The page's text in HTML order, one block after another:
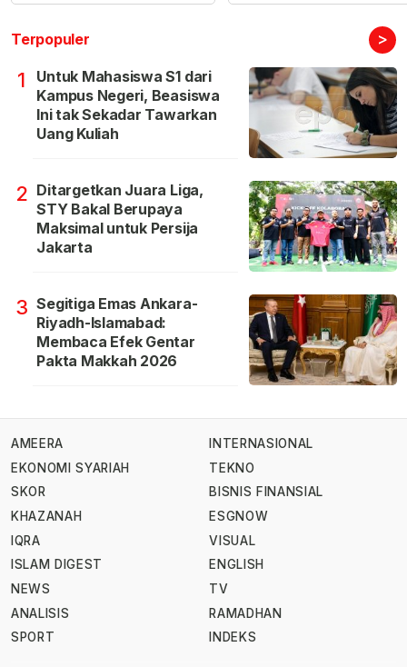
Terpopuler >
1
Untuk Mahasiswa S1 dari
Kampus Negeri, Beasiswa
Ini tak Sekadar Tawarkan
Uang Kuliah
2 Ditargetkan Juara Liga,
STY Bakal Berupaya
Maksimal untuk Persija
Jakarta
3 Segitiga Emas Ankara-
Riyadh-Islamabad:
Membaca Efek Gentar
Pakta Makkah 2026
AMEERA
EKONOMI SYARIAH
SKOR
KHAZANAH
IQRA
ISLAM DIGEST
NEWS
ANALISIS
SPORT
INTERNASIONAL
TEKNO
BISNIS FINANSIAL
ESGNOW
VISUAL
ENGLISH
TV
RAMADHAN
INDEKS